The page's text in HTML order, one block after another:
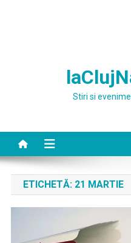
Stiri si
ETICHETĂ: 21 MARTIE